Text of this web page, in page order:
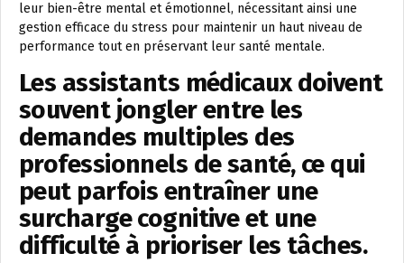
leur bien-être mental et émotionnel, nécessitant ainsi une
gestion efficace du stress pour maintenir un haut niveau de
performance tout en préservant leur santé mentale.
Les assistants médicaux doivent
souvent jongler entre les
demandes multiples des
professionnels de santé, ce qui
peut parfois entraîner une
surcharge cognitive et une
difficulté à prioriser les tâches.